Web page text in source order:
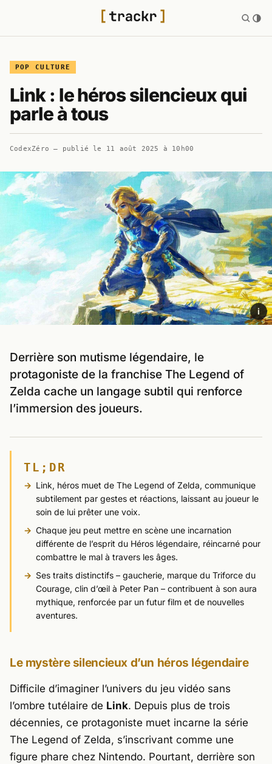
POP CULTURE
Link : le héros silencieux qui
parle à tous
CodexZéro — publié le 11 août 2025 à 10h00
i
Derrière son mutisme légendaire, le
protagoniste de la franchise The Legend of
Zelda cache un langage subtil qui renforce
l’immersion des joueurs.
TL;DR
Link, héros muet de The Legend of Zelda, communique
subtilement par gestes et réactions, laissant au joueur le
soin de lui prêter une voix.
Chaque jeu peut mettre en scène une incarnation
différente de l’esprit du Héros légendaire, réincarné pour
combattre le mal à travers les âges.
Ses traits distinctifs – gaucherie, marque du Triforce du
Courage, clin d’œil à Peter Pan – contribuent à son aura
mythique, renforcée par un futur film et de nouvelles
aventures.
Le mystère silencieux d’un héros légendaire
Difficile d’imaginer l’univers du jeu vidéo sans
l’ombre tutélaire de Link. Depuis plus de trois
décennies, ce protagoniste muet incarne la série
The Legend of Zelda, s’inscrivant comme une
figure phare chez Nintendo. Pourtant, derrière son